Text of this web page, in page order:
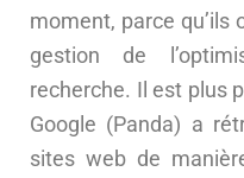
moment, parce qu’ils
gestion de
recherche. Il est plus
Google (Panda) a
sites web de